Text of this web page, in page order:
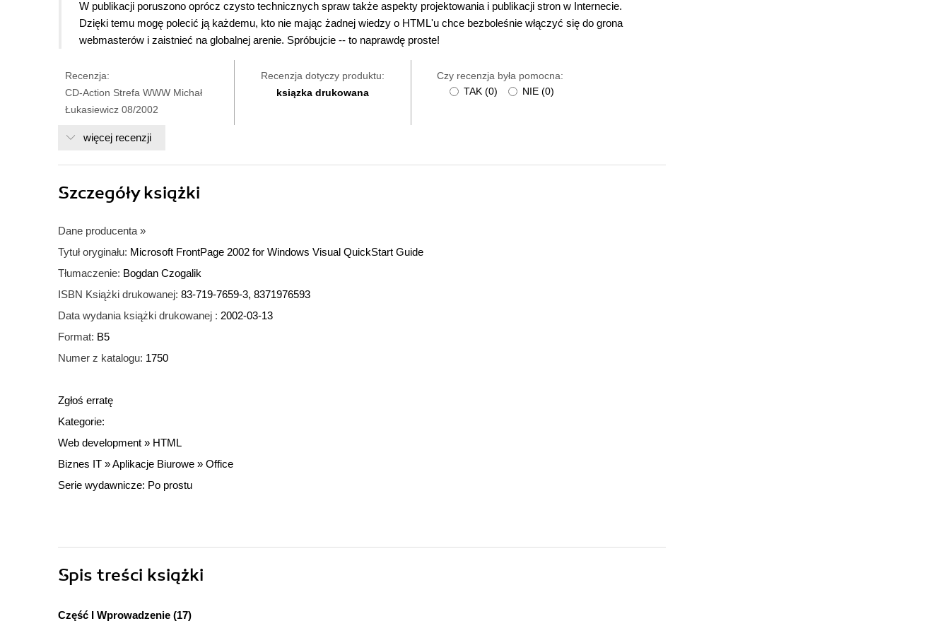
W publikacji poruszono oprócz czysto technicznych spraw także aspekty projektowania i publikacji stron w Internecie.
Dzięki temu mogę polecić ją każdemu, kto nie mając żadnej wiedzy o HTML'u chce bezboleśnie włączyć się do grona
webmasterów i zaistnieć na globalnej arenie. Spróbujcie -- to naprawdę proste!
Recenzja:
CD-Action Strefa WWW Michał
Łukasiewicz 08/2002
Recenzja dotyczy produktu:
ksiązka drukowana
Czy recenzja była pomocna:
TAK (0) NIE (0)
więcej recenzji
Szczegółyksiążki
Dane producenta »
Tytuł oryginału: Microsoft FrontPage 2002 for Windows Visual QuickStart Guide
Tłumaczenie: Bogdan Czogalik
ISBN Książki drukowanej: 83-719-7659-3, 8371976593
Data wydania książki drukowanej : 2002-03-13
Format: B5
Numer z katalogu: 1750
Zgłoś erratę
Kategorie:
Web development » HTML
Biznes IT »Aplikacje Biurowe » Office
Serie wydawnicze: Po prostu
Spis treści książki
Część I Wprowadzenie (17)